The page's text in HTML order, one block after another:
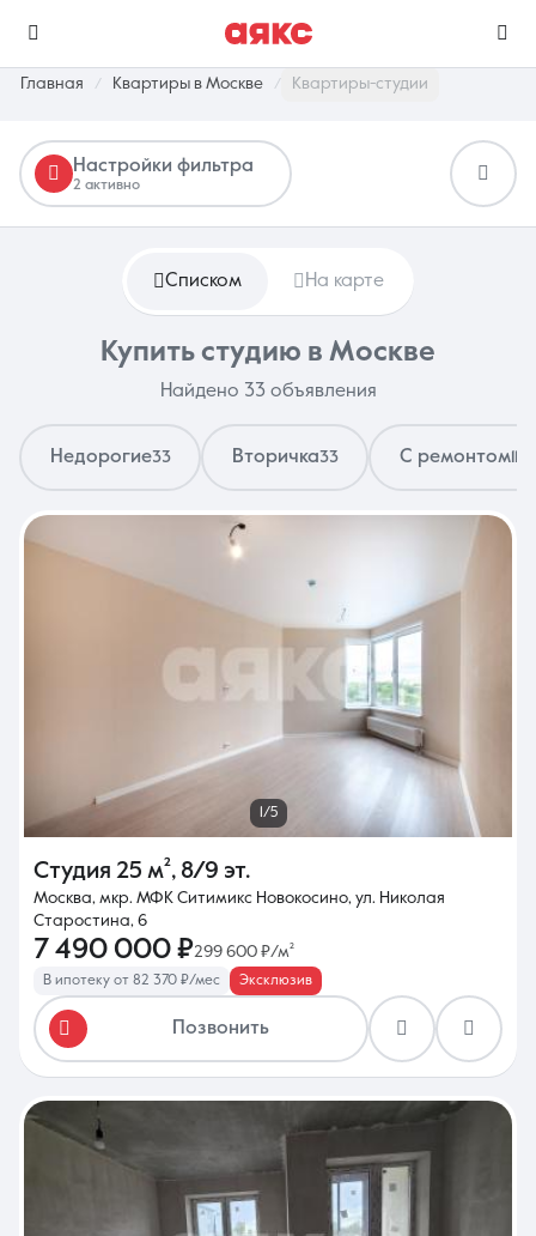
г. Москва
Недвижимость Услуги
О компании Контакты
8 (861) 297-00-00
Ежедневно с 08:30 до 20:00
Главная Квартиры в Москве Квартиры-студии
Настройки фильтра
2 активно
Списком На карте
Купить студию в Москве
Найдено 33 объявления
Недорогие33 Вторичка33 С ремонтом11
1/5
Студия 25 м², 8/9 эт.
Москва, мкр. МФК Ситимикс Новокосино, ул. Николая
Старостина, 6
7 490 000 ₽299 600 ₽/м²
В ипотеку от 82 370 ₽/мес Эксклюзив
Позвонить